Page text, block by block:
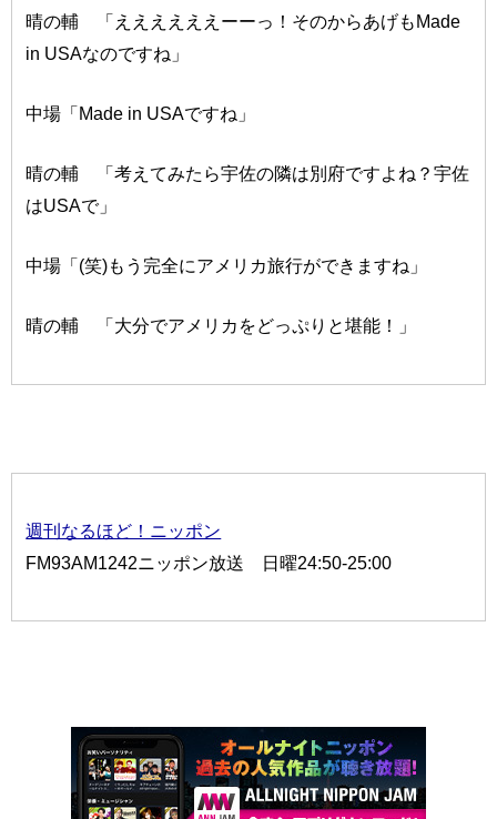
晴の輔 「ええええええーーっ！そのからあげもMade
in USAなのですね」
中場「Made in USAですね」
晴の輔 「考えてみたら宇佐の隣は別府ですよね？宇佐
はUSAで」
中場「(笑)もう完全にアメリカ旅行ができますね」
晴の輔 「大分でアメリカをどっぷりと堪能！」
週刊なるほど！ニッポン
FM93AM1242ニッポン放送 日曜24:50-25:00